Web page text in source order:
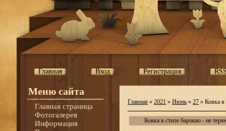
Главная Вход Регистрация
Меню сайта
Главная страница
Фотогалерея
Информация
Главная » 2021 » Июнь » 27 » Ковка в
Ковка в стиле барокко - не